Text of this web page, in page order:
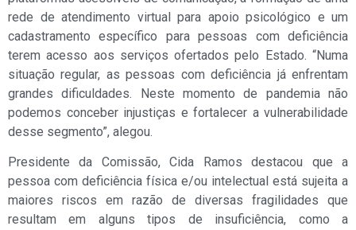
rede de atendimento virtual para apoio psicológico e um
cadastramento específico para pessoas com deficiência
terem acesso aos serviços ofertados pelo Estado. “Numa
situação regular, as pessoas com deficiência já enfrentam
grandes dificuldades. Neste momento de pandemia não
podemos conceber injustiças e fortalecer a vulnerabilidade
desse segmento”, alegou.
Presidente da Comissão, Cida Ramos destacou que a
pessoa com deficiência física e/ou intelectual está sujeita a
maiores riscos em razão de diversas fragilidades que
resultam em alguns tipos de insuficiência, como a